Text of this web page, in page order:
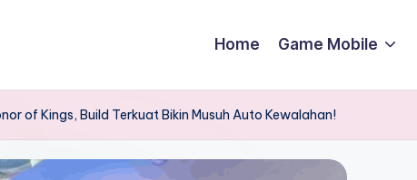
Home Game Mobile
of Kings, Build Terkuat Bikin Musuh Auto Kewalahan!